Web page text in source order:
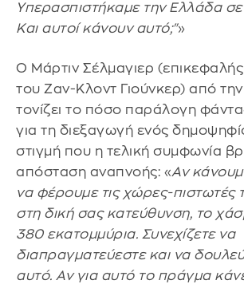
Υπερασπιστήκαμε την Ελλάδα
Και αυτοί κάνουν αυτό;"»
Ο Μάρτιν Σέλμαγιερ
του Ζαν-Κλοντ Γιούνκερ) από
τονίζει το πόσο παράλογη
για τη διεξαγωγή ενός
στιγμή που η τελική συμφωνία
απόσταση αναπνοής: «Αν
να φέρουμε τις χώρες-πιστωτές
στη δική σας κατεύθυνση, το
380 εκατομμύρια. Συνεχίζετε να
διαπραγματεύεστε και να
αυτό. Αν για αυτό το πράγμα